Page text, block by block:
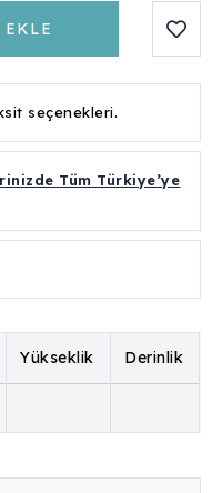
EKLE
seçenekleri.
Tüm Türkiye’ye
Yükseklik Derinlik